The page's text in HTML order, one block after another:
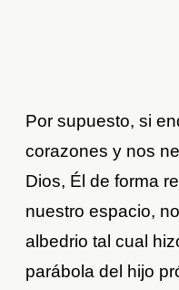
Por supuesto, si
corazones y nos
Dios, Él de forma
nuestro espacio,
albedrio tal cual
parábola del hijo